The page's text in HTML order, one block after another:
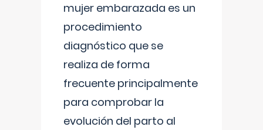
mujer embarazada es un
procedimiento
diagnóstico que se
realiza de forma
frecuente principalmente
para comprobar la
evolución del parto al